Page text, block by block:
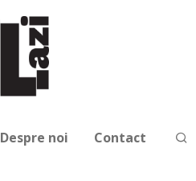
Despre noi Contact